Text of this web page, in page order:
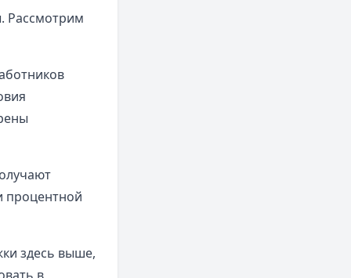
Рассмотрим
процентной
здесь выше,